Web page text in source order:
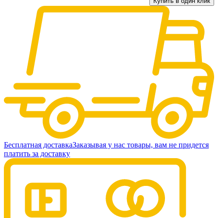
Бесплатная доставкаЗаказывая у нас товары, вам не придется
платить за доставку